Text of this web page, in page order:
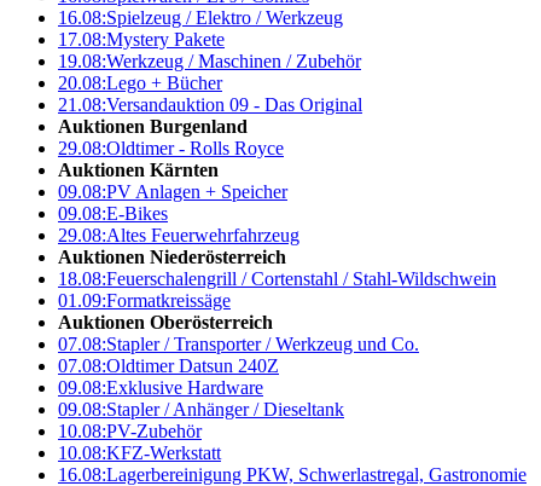
16.08:Spielzeug / Elektro / Werkzeug
17.08:Mystery Pakete
19.08:Werkzeug / Maschinen / Zubehör
20.08:Lego + Bücher
21.08:Versandauktion 09 - Das Original
Auktionen Burgenland
29.08:Oldtimer - Rolls Royce
Auktionen Kärnten
09.08:PV Anlagen + Speicher
09.08:E-Bikes
29.08:Altes Feuerwehrfahrzeug
Auktionen Niederösterreich
18.08:Feuerschalengrill / Cortenstahl / Stahl-Wildschwein
01.09:Formatkreissäge
Auktionen Oberösterreich
07.08:Stapler / Transporter / Werkzeug und Co.
07.08:Oldtimer Datsun 240Z
09.08:Exklusive Hardware
09.08:Stapler / Anhänger / Dieseltank
10.08:PV-Zubehör
10.08:KFZ-Werkstatt
16.08:Lagerbereinigung PKW, Schwerlastregal, Gastronomie